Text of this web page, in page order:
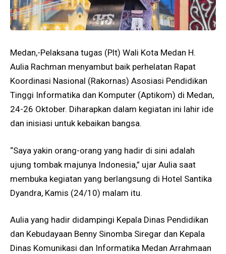
Medan,-Pelaksana tugas (Plt) Wali Kota Medan H.
Aulia Rachman menyambut baik perhelatan Rapat
Koordinasi Nasional (Rakornas) Asosiasi Pendidikan
Tinggi Informatika dan Komputer (Aptikom) di Medan,
24-26 Oktober. Diharapkan dalam kegiatan ini lahir ide
dan inisiasi untuk kebaikan bangsa.
“Saya yakin orang-orang yang hadir di sini adalah
ujung tombak majunya Indonesia,” ujar Aulia saat
membuka kegiatan yang berlangsung di Hotel Santika
Dyandra, Kamis (24/10) malam itu.
Aulia yang hadir didampingi Kepala Dinas Pendidikan
dan Kebudayaan Benny Sinomba Siregar dan Kepala
Dinas Komunikasi dan Informatika Medan Arrahmaan